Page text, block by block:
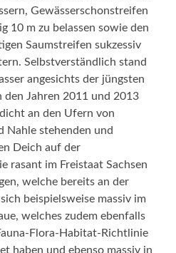
Gewässerschonstreifen
10 m zu belassen sowie den
Saumstreifen sukzessiv
Selbstverständlich stand
angesichts der jüngsten
den Jahren 2011 und 2013
an den Ufern von
Nahle stehenden und
Deich auf der
rasant im Freistaat Sachsen
welche bereits an der
beispielsweise massiv im
welches zudem ebenfalls
Flora-Habitat-Richtlinie
haben und ebenso massiv in